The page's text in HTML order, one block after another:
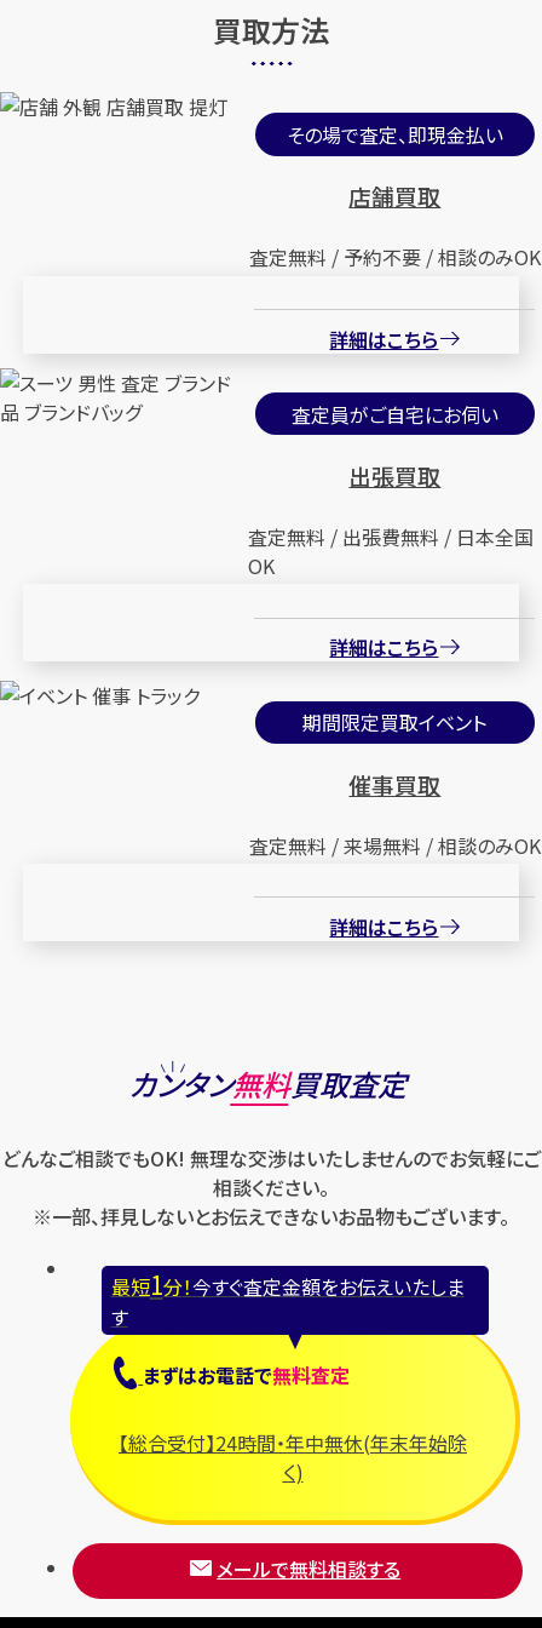
買取方法
その場で査定、即現金払い
店舗買取
査定無料 / 予約不要 / 相談のみOK
詳細はこちら
査定員がご自宅にお伺い
出張買取
査定無料 / 出張費無料 / 日本全国
OK
詳細はこちら
期間限定買取イベント
催事買取
査定無料 / 来場無料 / 相談のみOK
詳細はこちら
カンタン無料買取査定
どんなご相談でもOK! 無理な交渉はいたしませんのでお気軽にご
相談ください。
※一部、拝見しないとお伝えできないお品物もございます。
最短1分！今すぐ査定金額をお伝えいたしま
す
まずはお電話で無料査定
【総合受付】24時間・年中無休(年末年始除
く)
メールで無料相談する